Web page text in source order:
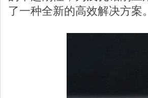
了一种全新的高效解决方案。